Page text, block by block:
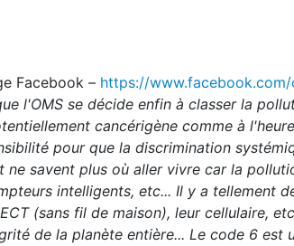
Facebook – https://
l'OMS se décide enfin à classer la
cancérigène comme à
pour que la discrimination
ne savent plus où aller vivre car la
intelligents, etc... Il y a tellement
(sans fil de maison), leur cellulaire,
de la planète entière... Le code 6